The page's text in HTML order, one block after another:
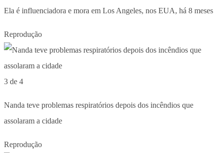
Ela é influenciadora e mora em Los Angeles, nos EUA, há 8 meses
Reprodução
3 de 4
Nanda teve problemas respiratórios depois dos incêndios que
assolaram a cidade
Reprodução